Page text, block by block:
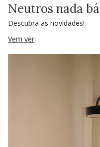
Neutros nada
Descubra as novidades!
Vem ver